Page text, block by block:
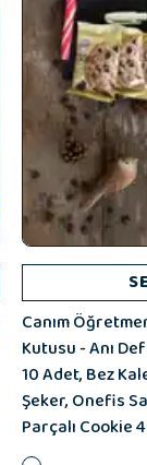
Canım
Kutusu - Anı
10 Adet, Bez
Şeker, Onefis
Parçalı Cookie